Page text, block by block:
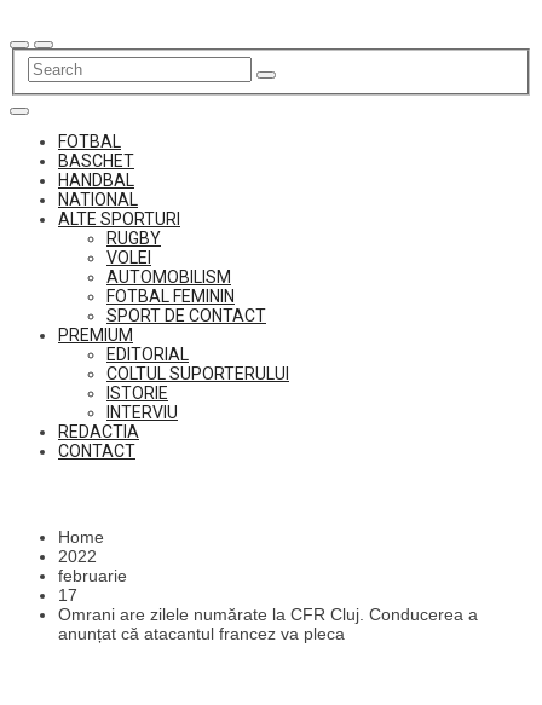
to
content
FOTBAL
BASCHET
HANDBAL
NATIONAL
ALTE SPORTURI
RUGBY
VOLEI
AUTOMOBILISM
FOTBAL FEMININ
SPORT DE CONTACT
PREMIUM
EDITORIAL
COLTUL SUPORTERULUI
ISTORIE
INTERVIU
REDACTIA
CONTACT
Home
2022
februarie
17
Omrani are zilele numărate la CFR Cluj. Conducerea a
anunțat că atacantul francez va pleca